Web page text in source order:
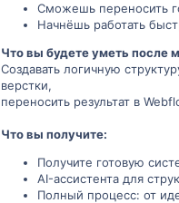
Сможешь переносить
Начнёшь работать
Что вы будете уметь после
Создавать логичную
верстки,
переносить результат в
Что вы получите:
Получите готовую
AI-ассистента для
Полный процесс: от